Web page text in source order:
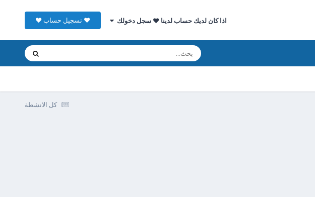
اذا كان لديك حساب لدينا ♥ سجل دخولك ♥ تسجيل حساب ♥
كل الانشطة